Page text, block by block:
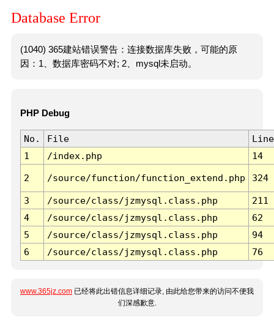
Database Error
(1040) 365建站错误警告：连接数据库失败，可能的原
因：1、数据库密码不对; 2、mysql未启动。
PHP Debug
No. File
Line
1
/index.php 14
2 /source/function/function_extend.php 324
3 /source/class/jzmysql.class.php
211
4
/source/class/jzmysql.class.php
62
5
/source/class/jzmysql.class.php
94
6
/source/class/jzmysql.class.php 76
www.365jz.com 已经将此出错信息详细记录, 由此给您带来的访问不便我
们深感歉意.